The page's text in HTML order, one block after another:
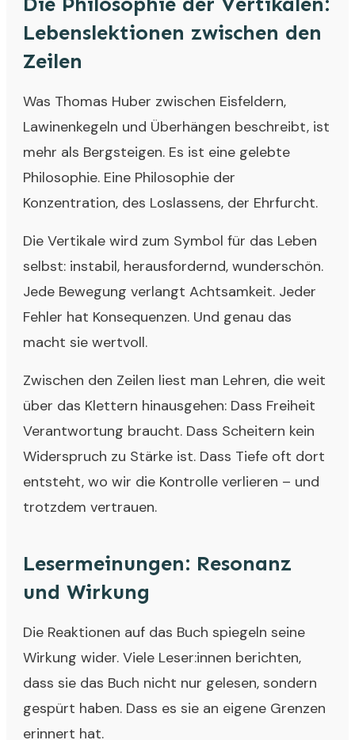
Lebenslektionen zwischen den
Zeilen
Was Thomas Huber zwischen Eisfeldern,
Lawinenkegeln und Überhängen beschreibt, ist
mehr als Bergsteigen. Es ist eine gelebte
Philosophie. Eine Philosophie der
Konzentration, des Loslassens, der Ehrfurcht.
Die Vertikale wird zum Symbol für das Leben
selbst: instabil, herausfordernd, wunderschön.
Jede Bewegung verlangt Achtsamkeit. Jeder
Fehler hat Konsequenzen. Und genau das
macht sie wertvoll.
Zwischen den Zeilen liest man Lehren, die weit
über das Klettern hinausgehen: Dass Freiheit
Verantwortung braucht. Dass Scheitern kein
Widerspruch zu Stärke ist. Dass Tiefe oft dort
entsteht, wo wir die Kontrolle verlieren – und
trotzdem vertrauen.
Lesermeinungen: Resonanz
und Wirkung
Die Reaktionen auf das Buch spiegeln seine
Wirkung wider. Viele Leser:innen berichten,
dass sie das Buch nicht nur gelesen, sondern
gespürt haben. Dass es sie an eigene Grenzen
erinnert hat.